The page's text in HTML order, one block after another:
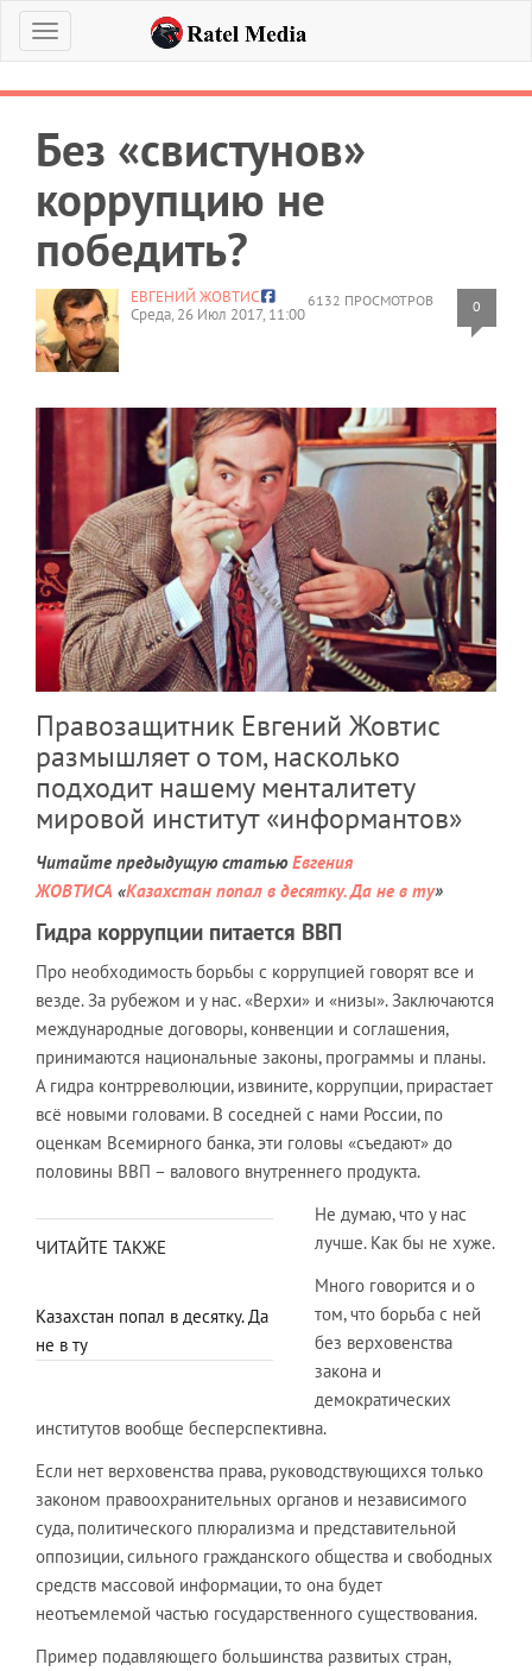
Меню
Без «свистунов»
коррупцию не
победить?
6132 ПРОСМОТРОВ 0
ЕВГЕНИЙ ЖОВТИС
Среда, 26 Июл 2017, 11:00
Правозащитник Евгений Жовтис
размышляет о том, насколько
подходит нашему менталитету
мировой институт «информантов»
Читайте предыдущую статью Евгения
ЖОВТИСА «Казахстан попал в десятку. Да не в ту»
Гидра коррупции питается ВВП
Про необходимость борьбы с коррупцией говорят все и
везде. За рубежом и у нас. «Верхи» и «низы». Заключаются
международные договоры, конвенции и соглашения,
принимаются национальные законы, программы и планы.
А гидра контрреволюции, извините, коррупции, прирастает
всё новыми головами. В соседней с нами России, по
оценкам Всемирного банка, эти головы «съедают» до
половины ВВП – валового внутреннего продукта.
ЧИТАЙТЕ ТАКЖЕ
Казахстан попал в десятку. Да
не в ту
Не думаю, что у нас
лучше. Как бы не хуже.
Много говорится и о
том, что борьба с ней
без верховенства
закона и
демократических
институтов вообще бесперспективна.
Если нет верховенства права, руководствующихся только
законом правоохранительных органов и независимого
суда, политического плюрализма и представительной
оппозиции, сильного гражданского общества и свободных
средств массовой информации, то она будет
неотъемлемой частью государственного существования.
Пример подавляющего большинства развитых стран,